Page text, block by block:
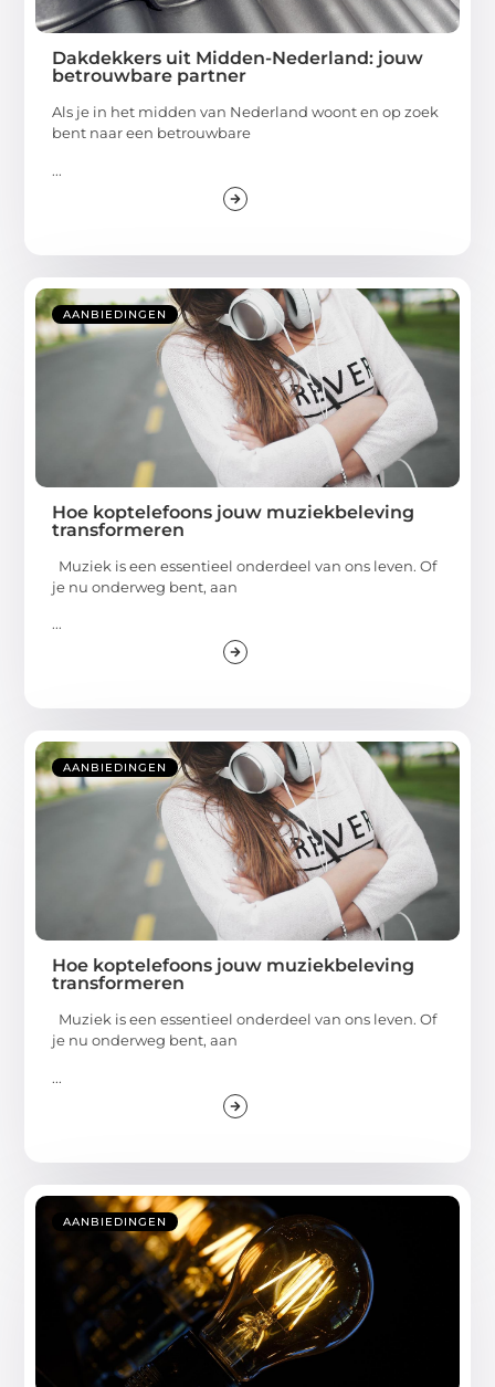
Dakdekkers uit Midden-Nederland: jouw
betrouwbare partner
Als je in het midden van Nederland woont en op zoek
bent naar een betrouwbare
...
AANBIEDINGEN
Hoe koptelefoons jouw muziekbeleving
transformeren
Muziek is een essentieel onderdeel van ons leven. Of
je nu onderweg bent, aan
...
AANBIEDINGEN
Hoe koptelefoons jouw muziekbeleving
transformeren
Muziek is een essentieel onderdeel van ons leven. Of
je nu onderweg bent, aan
...
AANBIEDINGEN